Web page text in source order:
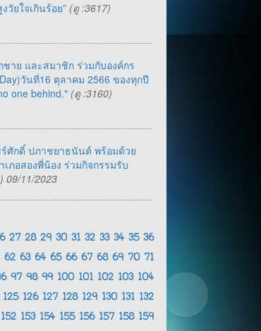
ยใจเกินร้อย” (ดู :3617)
าย และสมาชิก ร่วมกับองค์กร
วันที่16 ตุลาคม 2566 ของทุกปี
one behind." (ดู :3160)
ศักดิ์ ปภาชยาธนันต์ พร้อมด้วย
ภอสองพี่น้อง ร่วมกิจกรรมรับ
09/11/2023
27 28 29 30 31 32 33 34 35 36
62 63 64 65 66 67 68 69 70 71
97 98 99 100 101 102 103 104
125 126 127 128 129 130 131 132
152 153 154 155 156 157 158 159